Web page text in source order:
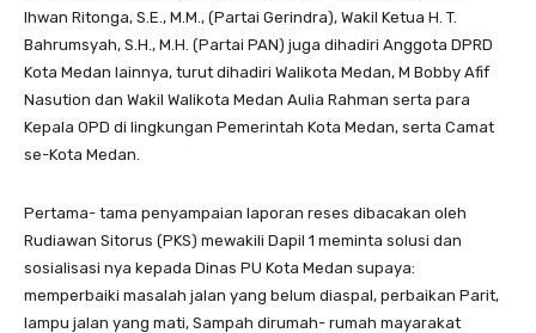
Ihwan Ritonga, S.E., M.M., (Partai Gerindra), Wakil Ketua H. T.
Bahrumsyah, S.H., M.H. (Partai PAN) juga dihadiri Anggota DPRD
Kota Medan lainnya, turut dihadiri Walikota Medan, M Bobby Afif
Nasution dan Wakil Walikota Medan Aulia Rahman serta para
Kepala OPD di lingkungan Pemerintah Kota Medan, serta Camat
se-Kota Medan.
Pertama- tama penyampaian laporan reses dibacakan oleh
Rudiawan Sitorus (PKS) mewakili Dapil 1 meminta solusi dan
sosialisasi nya kepada Dinas PU Kota Medan supaya:
memperbaiki masalah jalan yang belum diaspal, perbaikan Parit,
lampu jalan yang mati, Sampah dirumah- rumah mayarakat